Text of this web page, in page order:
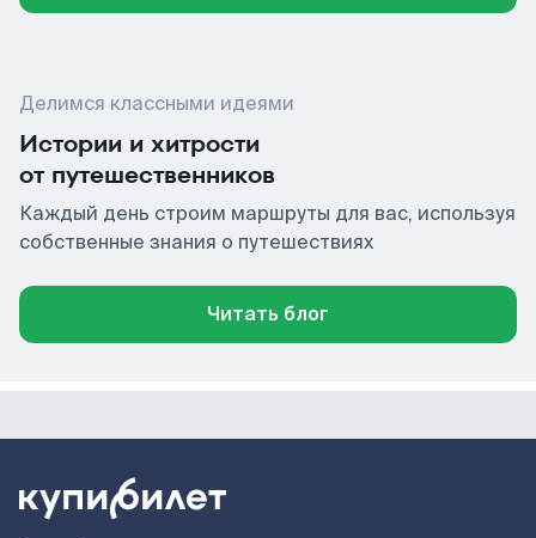
Делимся классными идеями
Истории и хитрости
от путешественников
Каждый день строим маршруты для вас, используя
собственные знания о путешествиях
Читать блог